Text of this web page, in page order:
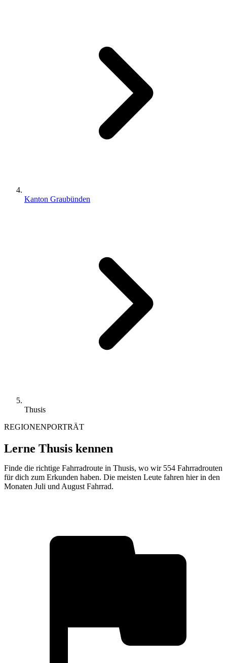
Kanton Graubünden
Thusis
REGIONENPORTRÄT
Lerne Thusis kennen
Finde die richtige Fahrradroute in Thusis, wo wir 554 Fahrradrouten
für dich zum Erkunden haben. Die meisten Leute fahren hier in den
Monaten Juli und August Fahrrad.